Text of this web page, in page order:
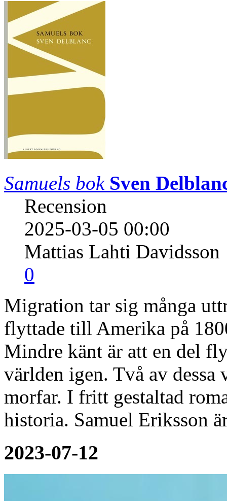
Samuels bok Sven
Recension
2025-03-05 00:00
Mattias Lahti Davidsson
0
Migration tar sig många
flyttade till Amerika på
Mindre känt är att en del
världen igen. Två av
morfar. I fritt gestaltad
historia. Samuel Eriksson
2023-07-12